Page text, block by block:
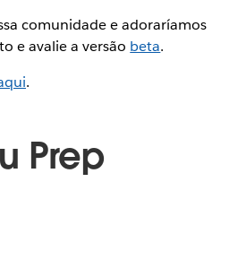
comunidade e adoraríamos
e avalie a versão beta.
.
Prep